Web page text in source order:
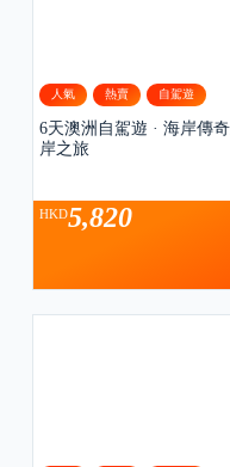
人氣 熱賣 自駕遊
6天澳洲自駕遊 · 海岸傳
岸之旅
HKD5,820